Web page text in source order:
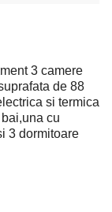
3 camere
de 88
si termica
cu
3 dormitoare